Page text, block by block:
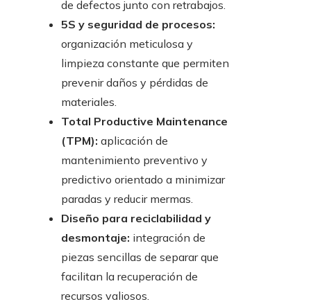
de defectos junto con retrabajos.
5S y seguridad de procesos:
organización meticulosa y
limpieza constante que permiten
prevenir daños y pérdidas de
materiales.
Total Productive Maintenance
(TPM): aplicación de
mantenimiento preventivo y
predictivo orientado a minimizar
paradas y reducir mermas.
Diseño para reciclabilidad y
desmontaje: integración de
piezas sencillas de separar que
facilitan la recuperación de
recursos valiosos.